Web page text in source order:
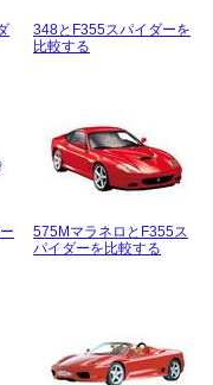
348とF355スパイダーを
比較する
575MマラネロとF355ス
パイダーを比較する